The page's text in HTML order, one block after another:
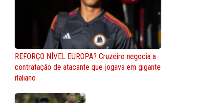
REFORÇO NÍVEL EUROPA? Cruzeiro negocia a
contratação de atacante que jogava em gigante
italiano